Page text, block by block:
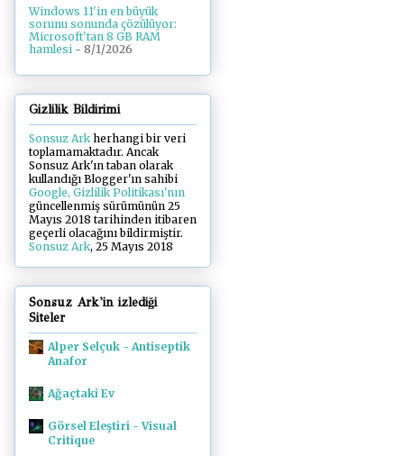
Windows 11'in en büyük
sorunu sonunda çözülüyor:
Microsoft'tan 8 GB RAM
hamlesi - 8/1/2026
Gizlilik Bildirimi
Sonsuz Arkherhangi bir veri
toplamamaktadır. Ancak
Sonsuz Ark'ın taban olarak
kullandığı Blogger'ın sahibi
Google, Gizlilik Politikası'nın
güncellenmiş sürümünün 25
Mayıs 2018 tarihinden itibaren
geçerli olacağını bildirmiştir.
Sonsuz Ark, 25 Mayıs 2018
Sonsuz Ark'in izlediği
Siteler
Alper Selçuk - Antiseptik
Anafor
Ağaçtaki Ev
Görsel Eleştiri - Visual
Critique